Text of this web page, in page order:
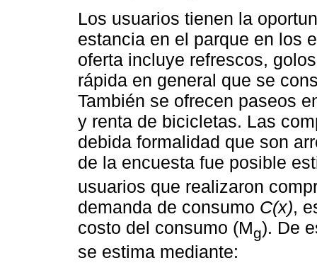
Los usuarios tienen la
estancia en el parque en los
oferta incluye refrescos,
rápida en general que se
También se ofrecen paseos
y renta de bicicletas. Las
debida formalidad que son
de la encuesta fue posible
usuarios que realizaron
demanda de consumo C(x),
costo del consumo (Mg). De
se estima mediante: